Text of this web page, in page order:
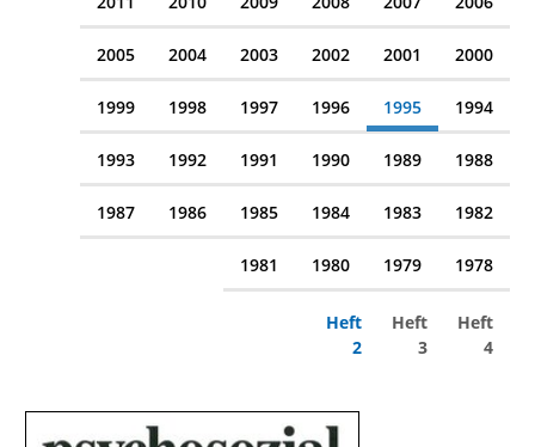
2005 2004 2003 2002 2001 2000
1999 1998 1997 1996 1995 1994
1993 1992 1991 1990 1989 1988
1987 1986 1985 1984 1983 1982
1981 1980 1979 1978
Heft
2
Heft
3
Heft
4